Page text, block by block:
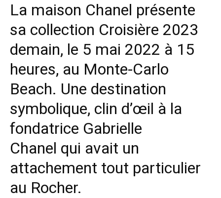
La maison Chanel présente
sa collection Croisière 2023
demain, le 5 mai 2022 à 15
heures, au Monte-Carlo
Beach. Une destination
symbolique, clin d’œil à la
fondatrice Gabrielle
Chanel qui avait un
attachement tout particulier
au Rocher.